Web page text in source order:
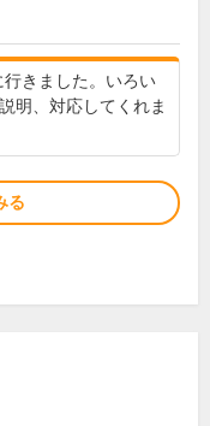
きました。いろい
明、対応してくれま
る